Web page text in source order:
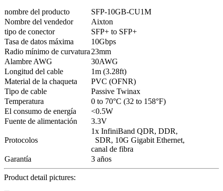
nombre del producto
SFP-10GB-CU1M
Nombre del vendedor
Aixton
tipo de conector
SFP+ to SFP+
Tasa de datos máxima
10Gbps
Radio mínimo de curvatura 23mm
Alambre AWG
30AWG
Longitud del cable
1m (3.28ft)
Material de la chaqueta
PVC (OFNR)
Tipo de cable
Passive Twinax
Temperatura
0 to 70°C (32 to 158°F)
El consumo de energía
<0.5W
Fuente de alimentación
3.3V
Protocolos
1x InfiniBand QDR, DDR,
SDR, 10G Gigabit Ethernet,
canal de fibra
Garantía
3 años
Product detail pictures: